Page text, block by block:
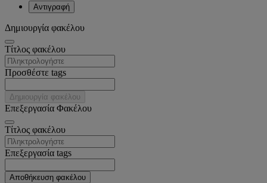
Αντιγραφή
Δημιουργία φακέλου
Tίτλος φακέλου
Προσθέστε tags
Δημιουργία φακέλου
Επεξεργασία Φακέλου
Tίτλος φακέλου
Επεξεργασία tags
Αποθήκευση φακέλου